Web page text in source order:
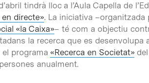
tindrà lloc a l’Aula Capella de
en directe». La iniciativa –organitzada
«la Caixa»– té com a objectiu
la recerca que es
el programa «Recerca en Societat»del
anualment.